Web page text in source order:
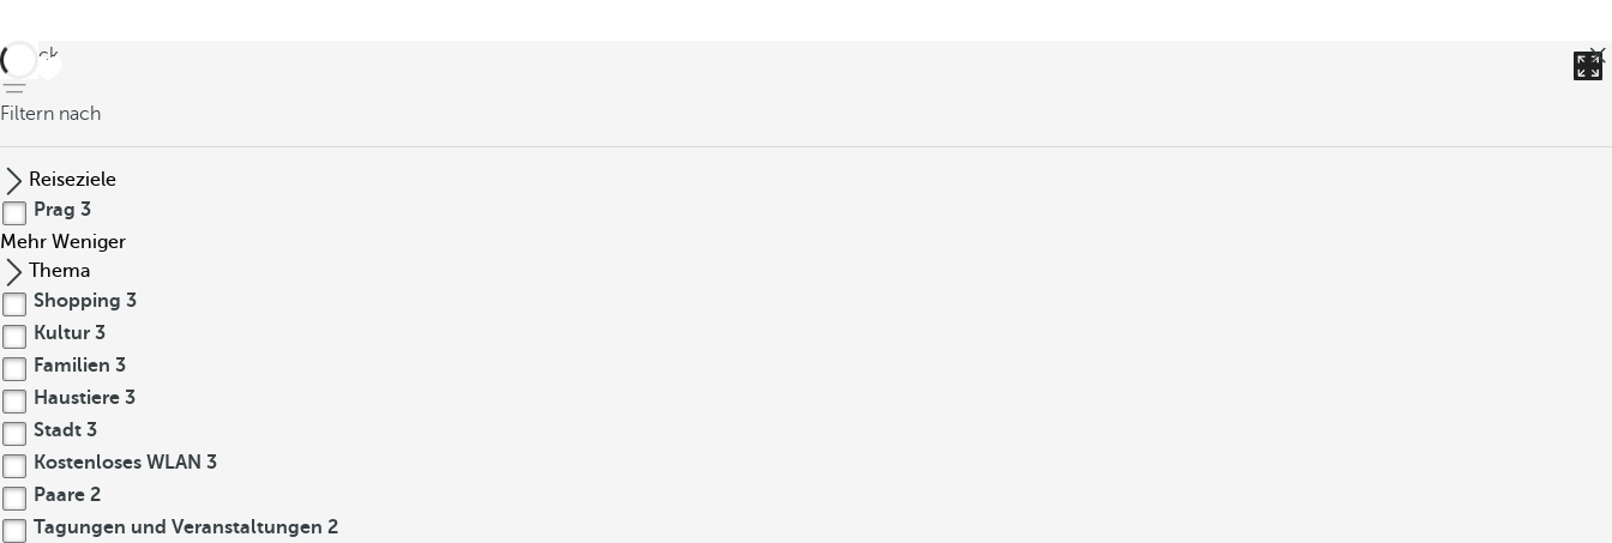
zurück
Filtern nach
Reiseziele
Prag 3
Mehr Weniger
Thema
Shopping 3
Kultur 3
Familien 3
Haustiere 3
Stadt 3
Kostenloses WLAN 3
Paare 2
Tagungen und Veranstaltungen 2